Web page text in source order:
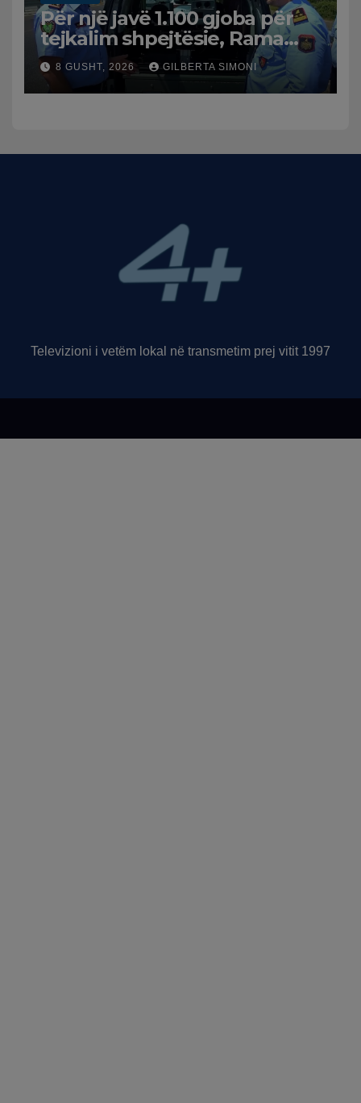
Për një javë 1.100 gjoba për
tejkalim shpejtësie, Rama
publikon videon: Kamerat e
trafikut së shpejti në
funksion
8 GUSHT, 2026 GILBERTA SIMONI
Televizioni i vetëm lokal në transmetim prej vitit 1997